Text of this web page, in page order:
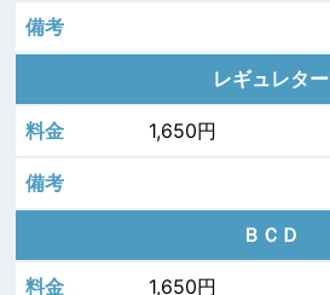
レギュレター
1,650円
ＢＣＤ
1,650円